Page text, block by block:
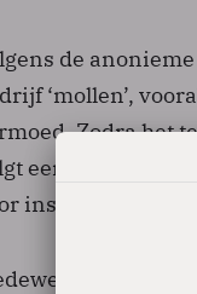
de
‘mollen’,
Zodra het
een inval
instructies wordt